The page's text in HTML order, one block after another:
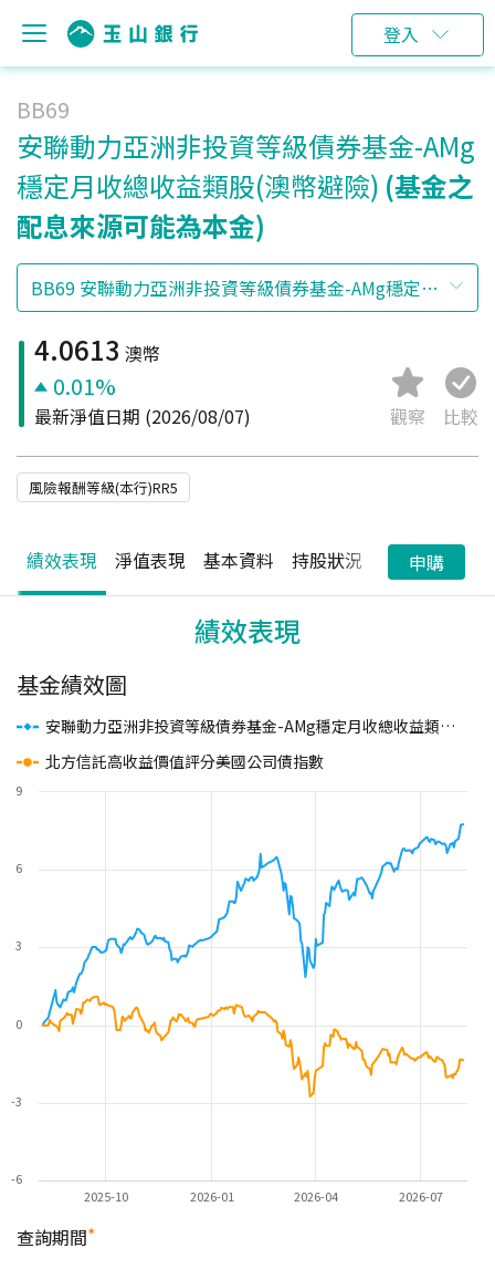
登入
BB69
安聯動力亞洲非投資等級債券基金-AMg
穩定月收總收益類股(澳幣避險) (基金之
配息來源可能為本金)
4.0613 澳幣
0.01%
最新淨值日期 (2026/08/07) 觀察 比較
風險報酬等級(本行)RR5
績效表現 淨值表現 基本資料 持股狀況 配息狀況
申購
績效表現
基金績效圖
安聯動力亞洲非投資等級債券基金-AMg穩定月收總收益類股(澳幣避險)
北方信託高收益價值評分美國公司債指數
2025-10 2026-01 2026-04 2026-07
-6
-3
0
3
6
9
查詢期間*